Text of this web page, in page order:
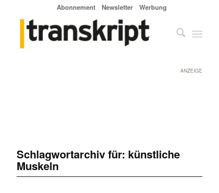
Abonnement Newsletter Werbung
ANZEIGE
Schlagwortarchiv für: künstliche
Muskeln